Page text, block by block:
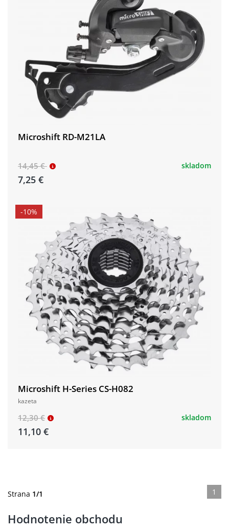
Microshift RD-M21LA
14,45 €
7,25 €
skladom
-10%
Microshift H-Series CS-H082
kazeta
12,30 €
11,10 €
skladom
Strana 1/1 1
Hodnotenie obchodu